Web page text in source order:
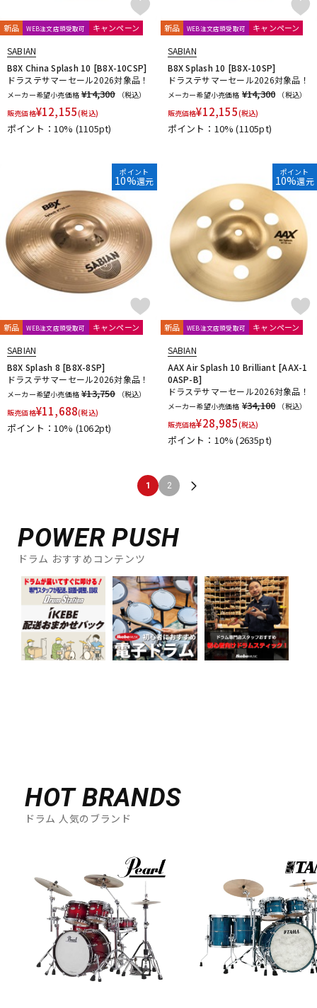
新品 WEB注文店頭受取可 キャンペーン
SABIAN
B8X China Splash 10 [B8X-10CSP]
ドラステサマーセール2026対象品！
メーカー希望小売価格 ¥14,300
（税込）
販売価格¥12,155(税込)
ポイント：10% (1105pt)
新品 WEB注文店頭受取可 キャンペーン
SABIAN
B8X Splash 10 [B8X-10SP]
ドラステサマーセール2026対象品！
メーカー希望小売価格 ¥14,300
（税込）
販売価格¥12,155(税込)
ポイント：10%(1105pt)
ポイント
10%還元
新品 WEB注文店頭受取可 キャンペーン
SABIAN
B8X Splash 8 [B8X-8SP]
ドラステサマーセール2026対象品！
メーカー希望小売価格 ¥13,750
（税込）
販売価格¥11,688(税込)
ポイント：10% (1062pt)
ポイント
10%還元
新品 WEB注文店頭受取可 キャンペーン
SABIAN
AAX Air Splash 10 Brilliant [AAX-1
0ASP-B]
ドラステサマーセール2026対象品！
メーカー希望小売価格 ¥34,100
（税込）
販売価格¥28,985(税込)
ポイント：10%(2635pt)
1 2
POWER PUSH
ドラム おすすめコンテンツ
HOT BRANDS
ドラム 人気のブランド